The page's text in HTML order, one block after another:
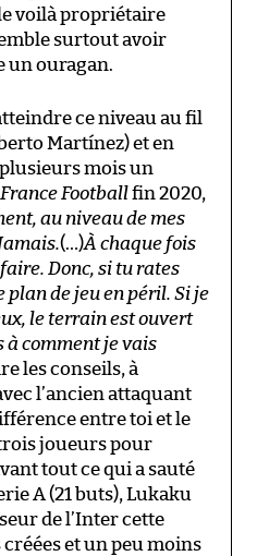
voilà propriétaire
surtout avoir
un ouragan.
ce niveau au fil
Martínez) et en
mois un
France Footballfin 2020,
au niveau de mes
(…)À chaque fois
Donc, si tu rates
de jeu en péril. Si je
le terrain est ouvert
à comment je vais
les conseils, à
l’ancien attaquant
entre toi et le
trois joueurs pour
tout ce qui a sauté
A (21 buts), Lukaku
de l’Inter cette
et un peu moins